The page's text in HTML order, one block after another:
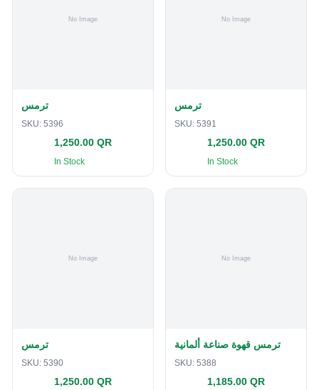
ترمس
SKU: 5396
1,250.00 QR
In Stock
ترمس
SKU: 5391
1,250.00 QR
In Stock
ترمس
SKU: 5390
1,250.00 QR
ترمس قهوة صناعة ألمانية
SKU: 5388
1,185.00 QR